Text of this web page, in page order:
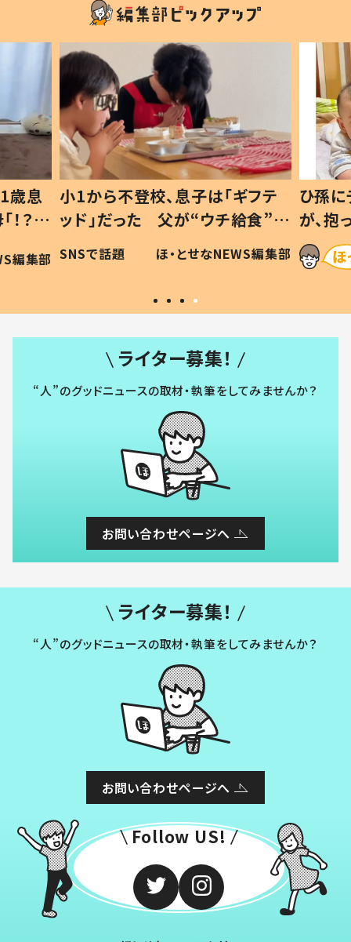
歳息
？」
編集部
小1から不登校、息子は「ギフテ
ッド」だった 父が“ウチ給食”を
作り続ける理由とは #令和の親
#令和の子
SNSで話題 ほ・とせなNEWS編集部
ひ孫
が、
「涙が
い」
ライター募集！
“人”のグッドニュースの取材・執筆をしてみませんか？
お問い合わせページへ
ライター募集！
“人”のグッドニュースの取材・執筆をしてみませんか？
お問い合わせページへ
Follow US!